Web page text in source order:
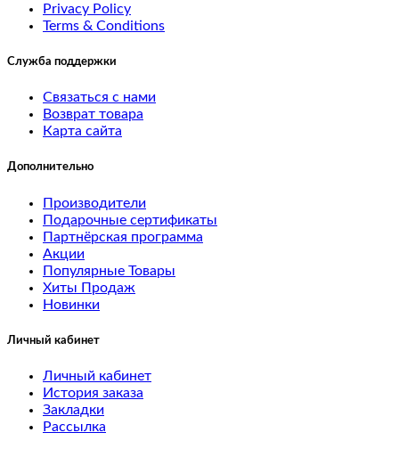
test
23
test
22
test
test
19
test
Privacy Policy
Terms & Conditions
Служба поддержки
Связаться с нами
Возврат товара
Карта сайта
Дополнительно
Производители
Подарочные сертификаты
Партнёрская программа
Акции
Популярные Товары
Хиты Продаж
Новинки
Личный кабинет
Личный кабинет
История заказа
Закладки
Рассылка